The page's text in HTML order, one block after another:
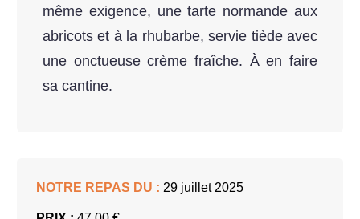
même exigence, une tarte normande aux
abricots et à la rhubarbe, servie tiède avec
une onctueuse crème fraîche. À en faire
sa cantine.
NOTRE REPAS DU : 29 juillet 2025